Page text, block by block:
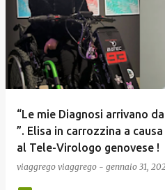
“Le mie Diagnosi arrivano
”. Elisa in carrozzina a
al Tele-Virologo genovese !
viaggrego viaggrego - gennaio 31,